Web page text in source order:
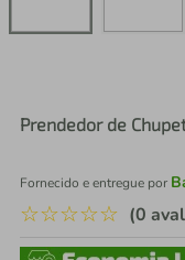
Prendedor de
Fornecido e entregue por
☆☆☆☆☆ (0